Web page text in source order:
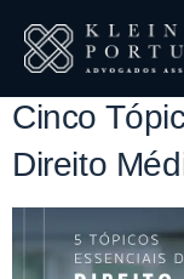
Tag:
Cinco
Direito